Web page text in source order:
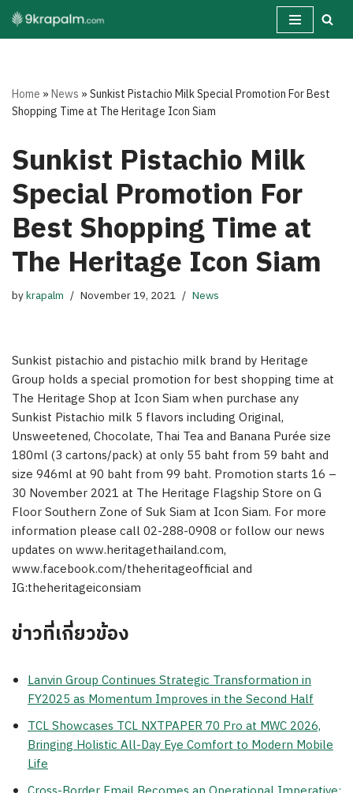
Skip
Home »News »Sunkist Pistachio Milk Special Promotion For Best
Shopping Time at The Heritage Icon Siam
Sunkist Pistachio Milk
Special Promotion For
Best Shopping Time at
The Heritage Icon Siam
bykrapalm November 19, 2021 News
Sunkist pistachio and pistachio milk brand by Heritage
Group holds a special promotion for best shopping time at
The Heritage Shop at Icon Siam when purchase any
Sunkist Pistachio milk 5 flavors including Original,
Unsweetened, Chocolate, Thai Tea and Banana Purée size
180ml (3 cartons/pack) at only 55 baht from 59 baht and
size 946ml at 90 baht from 99 baht. Promotion starts 16 –
30 November 2021 at The Heritage Flagship Store on G
Floor Southern Zone of Suk Siam at Icon Siam. For more
information please call 02-288-0908 or follow our news
updates on www.heritagethailand.com,
www.facebook.com/theheritageofficial and
IG:theheritageiconsiam
ข่าวที่เกี่ยวข้อง
Lanvin Group Continues Strategic Transformation in
FY2025 as Momentum Improves in the Second Half
TCL Showcases TCL NXTPAPER 70 Pro at MWC 2026,
Bringing Holistic All-Day Eye Comfort to Modern Mobile
Life